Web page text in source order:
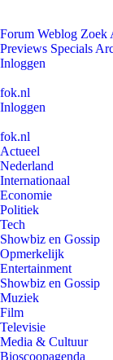
Forum Weblog Zoek
Previews Specials
Inloggen
fok.nl
Inloggen
fok.nl
Actueel
Nederland
Internationaal
Economie
Politiek
Tech
Showbiz en Gossip
Opmerkelijk
Entertainment
Showbiz en Gossip
Muziek
Film
Televisie
Media & Cultuur
Bioscoopagenda